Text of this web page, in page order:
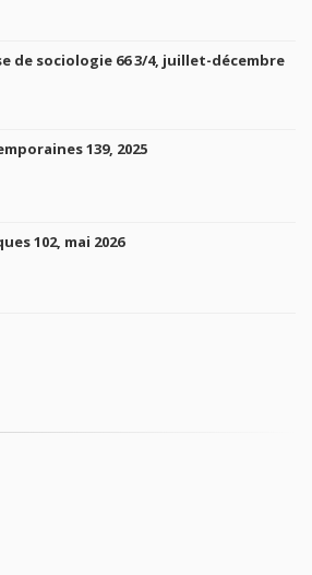
de sociologie 66 3/4, juillet-décembre
139, 2025
102, mai 2026